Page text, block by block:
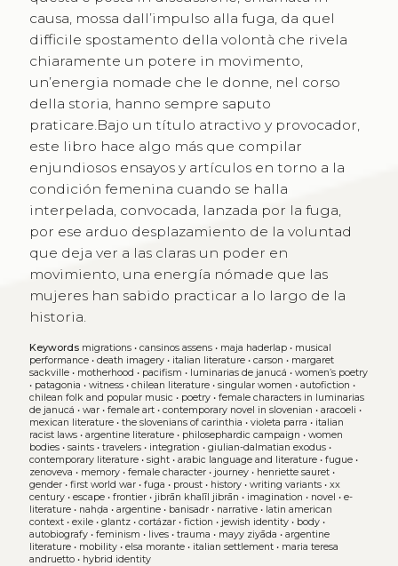
causa, mossa dall’impulso alla fuga, da quel
difficile spostamento della volontà che rivela
chiaramente un potere in movimento,
un’energia nomade che le donne, nel corso
della storia, hanno sempre saputo
praticare.Bajo un título atractivo y provocador,
este libro hace algo más que compilar
enjundiosos ensayos y artículos en torno a la
condición femenina cuando se halla
interpelada, convocada, lanzada por la fuga,
por ese arduo desplazamiento de la voluntad
que deja ver a las claras un poder en
movimiento, una energía nómade que las
mujeres han sabido practicar a lo largo de la
historia.
Keywords migrations• cansinos assens• maja haderlap• musical
performance• death imagery• italian literature• carson • margaret
sackville• motherhood • pacifism • luminarias de janucá • women’s poetry
• patagonia • witness• chilean literature• singular women • autofiction •
chilean folk and popular music • poetry• female characters in luminarias
de janucá • war• female art• contemporary novel in slovenian • aracoeli •
mexican literature• the slovenians of carinthia • violeta parra • italian
racist laws• argentine literature• philosephardic campaign • women
bodies• saints• travelers• integration • giulian-dalmatian exodus•
contemporary literature• sight• arabic language and literature• fugue•
zenoveva • memory• female character• journey• henriette sauret•
gender• first world war• fuga • proust• history• writing variants• xx
century• escape• frontier• jibrān khalīl jibrān • imagination • novel • e-
literature• nahḍa • argentine• banisadr• narrative• latin american
context• exile• glantz• cortázar• fiction • jewish identity• body•
autobiografy• feminism • lives• trauma • mayy ziyāda • argentine
literature• mobility• elsa morante• italian settlement• maria teresa
andruetto• hybrid identity